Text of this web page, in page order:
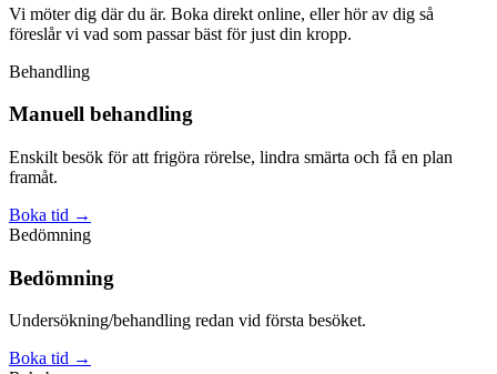
Vi möter dig där du är. Boka direkt online, eller hör av dig så
föreslår vi vad som passar bäst för just din kropp.
Behandling
Manuell behandling
Enskilt besök för att frigöra rörelse, lindra smärta och få en plan
framåt.
Boka tid →
Bedömning
Bedömning
Undersökning/behandling redan vid första besöket.
Boka tid →